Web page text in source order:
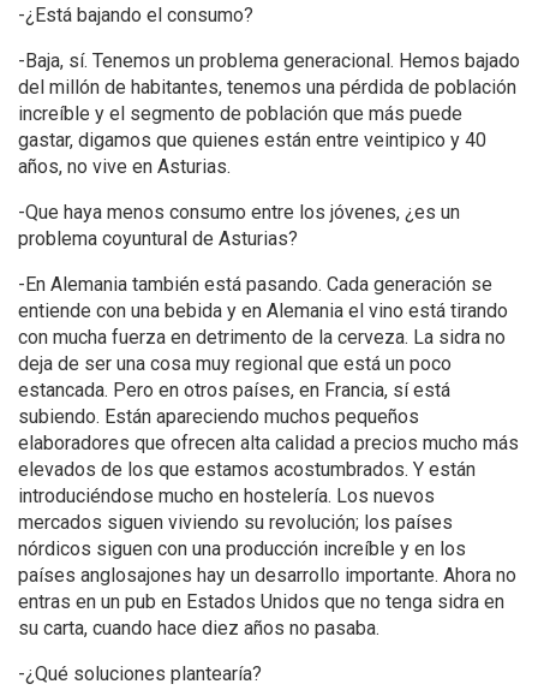
-¿Está bajando el consumo?
-Baja, sí. Tenemos un problema generacional. Hemos bajado
del millón de habitantes, tenemos una pérdida de población
increíble y el segmento de población que más puede
gastar, digamos que quienes están entre veintipico y 40
años, no vive en Asturias.
-Que haya menos consumo entre los jóvenes, ¿es un
problema coyuntural de Asturias?
-En Alemania también está pasando. Cada generación se
entiende con una bebida y en Alemania el vino está tirando
con mucha fuerza en detrimento de la cerveza. La sidra no
deja de ser una cosa muy regional que está un poco
estancada. Pero en otros países, en Francia, sí está
subiendo. Están apareciendo muchos pequeños
elaboradores que ofrecen alta calidad a precios mucho más
elevados de los que estamos acostumbrados. Y están
introduciéndose mucho en hostelería. Los nuevos
mercados siguen viviendo su revolución; los países
nórdicos siguen con una producción increíble y en los
países anglosajones hay un desarrollo importante. Ahora no
entras en un pub en Estados Unidos que no tenga sidra en
su carta, cuando hace diez años no pasaba.
-¿Qué soluciones plantearía?